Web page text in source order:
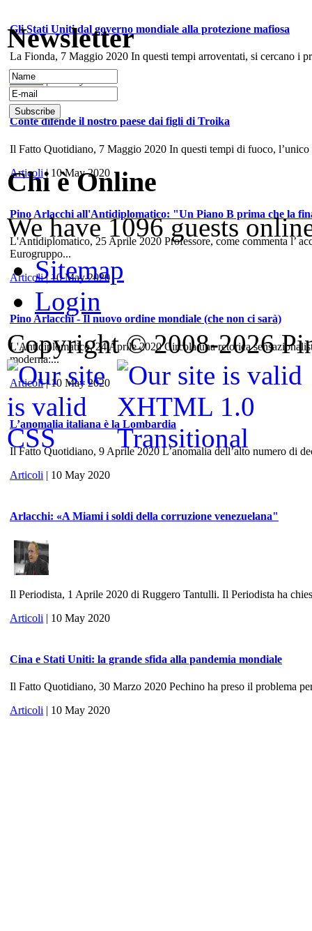
Gli Stati Uniti dal governo mondiale alla protezione mafiosa
La Fionda, 7 Maggio 2020 In questi tempi arroventati, si cercano i
Articoli
Conte difende il nostro paese dai figli di Troika
Il Fatto Quotidiano, 7 Maggio 2020 In questi tempi di fuoco,
Articoli| 10 May 2020
Pino Arlacchi all'Antidiplomatico: "Un Piano B prima che la
L'Antidiplomatico, 25 Aprile 2020 Professore, come commenta l’
Eurogruppo...
Articoli| 10 May 2020
Pino Arlacchi - Il nuovo ordine mondiale (che non ci sarà)
L'Antidiplomatico, 24 Aprile 2020 Circola una retorica
moderna:...
Articoli| 10 May 2020
L’anomalia italiana è la Lombardia
Il Fatto Quotidiano, 9 Aprile 2020 L’anomalia dell’alto numero di
Articoli | 10 May 2020
Arlacchi: «A Miami i soldi della corruzione venezuelana"
Il Periodista, 1 Aprile 2020 di Ruggero Tantulli. Il Periodista ha
Articoli | 10 May 2020
Cina e Stati Uniti: la grande sfida alla pandemia mondiale
Il Fatto Quotidiano, 30 Marzo 2020 Pechino ha preso il problema
Articoli | 10 May 2020
Newsletter
Chi è Online
We have 1096 guests
Sitemap
Login
Copyright © 2008-2026